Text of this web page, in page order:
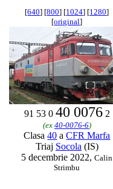
[640] [800] [1024] [1280]
[original]
91 53 0 40 0076 2
(ex 40-0076-6)
Clasa40 aCFR Marfa
Triaj Socola (IS)
5 decembrie 2022,Calin
Strimbu